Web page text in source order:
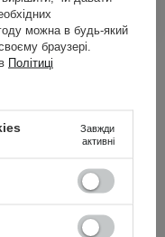
ДО КОШИКА
можна в будь-який
браузері.
Політиці
Завжди
активні